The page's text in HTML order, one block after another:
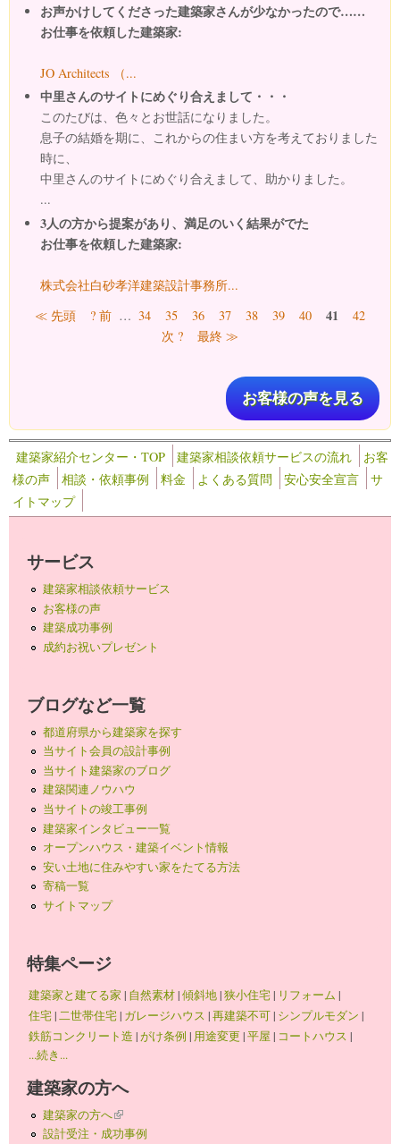
お声かけしてくださった建築家さんが少なかったので……
お仕事を依頼した建築家:
JO Architects （...
中里さんのサイトにめぐり合えまして・・・
このたびは、色々とお世話になりました。
息子の結婚を期に、これからの住まい方を考えておりました
時に、
中里さんのサイトにめぐり合えまして、助かりました。
...
3人の方から提案があり、満足のいく結果がでた
お仕事を依頼した建築家:
株式会社白砂孝洋建築設計事務所...
ページ
≪ 先頭 ? 前 … 34 35 36 37 38 39 40 41
42
次 ?
最終 ≫
お客様の声を見る
建築家紹介センター・TOP 建築家相談依頼サービスの流れ
お客
様の声
相談・依頼事例 料金 よくある質問 安心安全宣言
サ
イトマップ
サービス
建築家相談依頼サービス
お客様の声
建築成功事例
成約お祝いプレゼント
ブログなど一覧
都道府県から建築家を探す
当サイト会員の設計事例
当サイト建築家のブログ
建築関連ノウハウ
当サイトの竣工事例
建築家インタビュー一覧
オープンハウス・建築イベント情報
安い土地に住みやすい家をたてる方法
寄稿一覧
サイトマップ
特集ページ
建築家と建てる家 | 自然素材|傾斜地|狭小住宅| リフォーム |
住宅|二世帯住宅| ガレージハウス |再建築不可| シンプルモダン |
鉄筋コンクリート造 |がけ条例 | 用途変更 |平屋 | コートハウス |
...続き...
建築家の方へ
建築家の方へ(link is external)
設計受注・成功事例